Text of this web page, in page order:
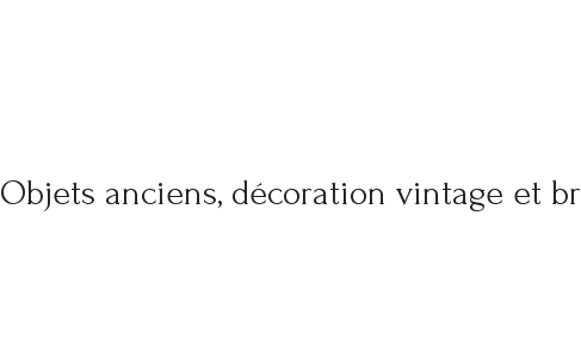
Objets anciens, décoration vintage et